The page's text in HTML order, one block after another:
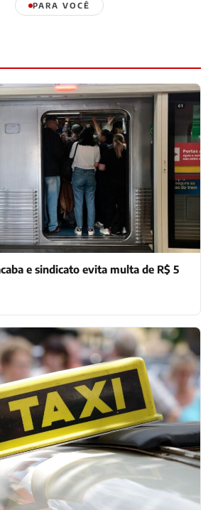
PARA VOCÊ
e sindicato evita multa de R$ 5